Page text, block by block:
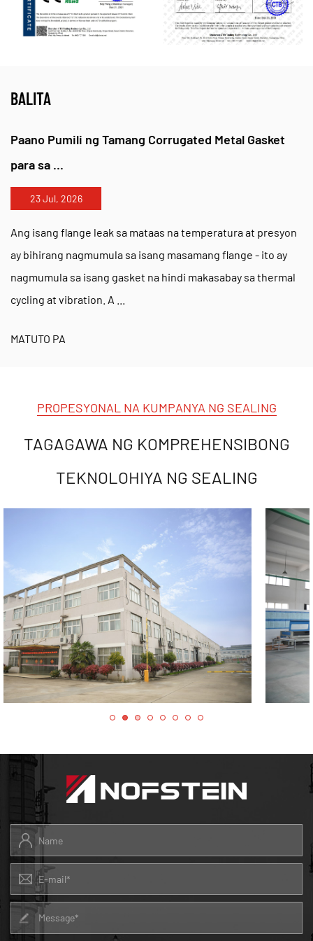
pressure system?
mahusay na paglaban ng kilabot at nagpapanatili ng
BALITA
Paano Pumili ng Tamang Corrugated Metal Gasket
para sa ...
23 Jul, 2026
Ang isang flange leak sa mataas na temperatura at presyon
ay bihirang nagmumula sa isang masamang flange - ito ay
nagmumula sa isang gasket na hindi makasabay sa thermal
cycling at vibration. A ...
MATUTO PA
PROPESYONAL NA KUMPANYA NG SEALING
TAGAGAWA NG KOMPREHENSIBONG
TEKNOLOHIYA NG SEALING